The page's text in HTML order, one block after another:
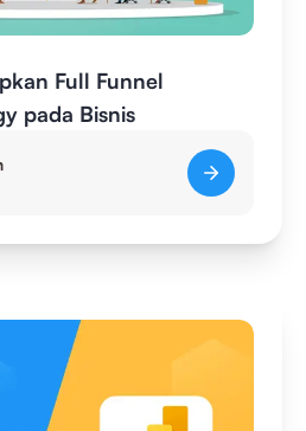
Full Funnel
pada Bisnis